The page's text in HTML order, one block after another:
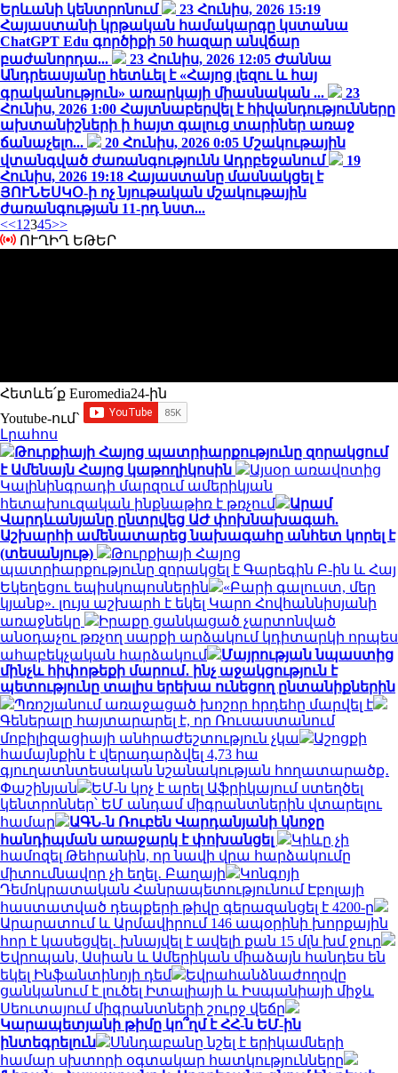
Երևանի կենտրոնում
23 Հունիս, 2026 15:19
Հայաստանի կրթական համակարգը կստանա
ChatGPT Edu գործիքի 50 հազար անվճար
բաժանորդա...
23 Հունիս, 2026 12:05 Ժաննա
Անդրեասյանը հետևել է «Հայոց լեզու և հայ
գրականություն» առարկայի միասնական ...
23
Հունիս, 2026 1:00 Հայտնաբերվել է հիվանդությունները
ախտանիշների ի հայտ գալուց տարիներ առաջ
ճանաչելո...
20 Հունիս, 2026 0:05 Մշակութային
վտանգված ժառանգությունն Ադրբեջանում
19
Հունիս, 2026 19:18 Հայաստանը մասնակցել է
ՅՈՒՆԵՍԿՕ-ի ոչ նյութական մշակութային
ժառանգության 11-րդ նստ...
<<1 2345>>
ՈՒՂԻՂ ԵԹԵՐ
Հետևե՛ք Euromedia24-ին
Youtube-ում`
Լրահոս
Թուրքիայի Հայոց պատրիարքությունը զորակցում
է Ամենայն Հայոց կաթողիկոսին
Այսօր առավոտից
Կալինինգրադի մարզում ամերիկյան
հետախուզական ինքնաթիռ է թռչում
Արամ
Վարդևանյանը ընտրվեց ԱԺ փոխնախագահ.
Աշխարհի ամենատարեց նախագահը անհետ կորել է
(տեսանյութ)
Թուրքիայի Հայոց
պատրիարքությունը զորակցել է Գարեգին Բ-ին և Հայ
Եկեղեցու եպիսկոպոսներին
«Բարի գալուստ, մեր
կյանք». լույս աշխարհ է եկել Կարո Հովհաննիսյանի
առաջնեկը
Իրաքը ցանկացած չարտոնված
անօդաչու թռչող սարքի արձակում կդիտարկի որպես
ահաբեկչական հարձակում
Մայրության նպաստից
մինչև հիփոթեքի մարում․ ինչ աջակցություն է
պետությունը տալիս երեխա ունեցող ընտանիքներին
Պռոշյանում առաջացած խոշոր հրդեհը մարվել է
Գեներալը հայտարարել է, որ Ռուսաստանում
մոբիլիզացիայի անհրաժեշտություն չկա
Աշոցքի
համայնքին է վերադարձվել 4,73 հա
գյուղատնտեսական նշանակության հողատարածք․
Փաշինյան
ԵՄ-ն կոչ է արել Աֆրիկայում ստեղծել
կենտրոններ՝ ԵՄ անդամ միգրանտներին վտարելու
համար
ԱԳՆ-ն Ռուբեն Վարդանյանի կնոջը
հանդիպման առաջարկ է փոխանցել
Կիևը չի
համոզել Թեհրանին, որ նավի վրա հարձակումը
միտումնավոր չի եղել․ Բաղայի
Կոնգոյի
Դեմոկրատական ​​Հանրապետությունում Էբոլայի
հաստատված դեպքերի թիվը գերազանցել է 4200-ը
Արարատում և Արմավիրում 146 ապօրինի խորքային
հոր է կասեցվել․ խնայվել է ավելի քան 15 մլն խմ ջուր
Եվրոպան, Ասիան և Ամերիկան ​​միաձայն հանդես են
եկել Ինֆանտինոյի դեմ
Եվրահանձնաժողովը
ցանկանում է լուծել Իտալիայի և Իսպանիայի միջև
Սեուտայում միգրանտների շուրջ վեճը
Կարապետյանի թիմը կո՞ղմ է ՀՀ-ն ԵՄ-ին
ինտեգրելուն
Սննդաբանը նշել է երիկամների
համար սխտորի օգտակար հատկությունները